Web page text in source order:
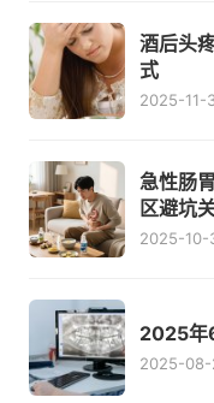
酒后头
式
2025-11-
急性肠
区避坑
2025-10-
2025年
2025-08-